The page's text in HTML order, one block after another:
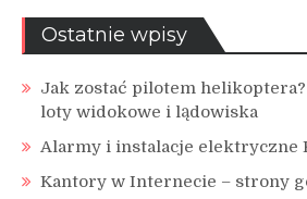
Ostatnie wpisy
Jak zostać pilotem helikoptera?
loty widokowe i lądowiska
Alarmy i instalacje elektryczne
Kantory w Internecie – strony